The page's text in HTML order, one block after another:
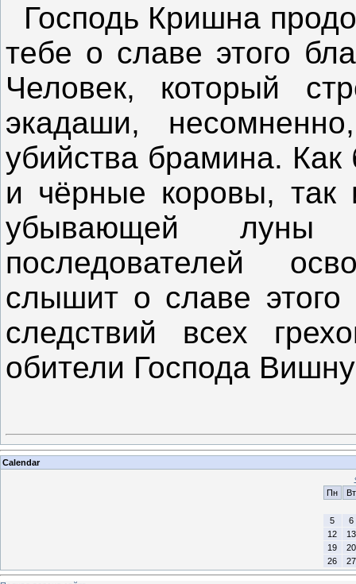
Господь Кришна
тебе о славе этого
Человек, который
экадаши,
убийства брамина.
и чёрные коровы,
убывающей луны
последователей
слышит о славе этого
следствий всех
обители Господа
Calendar
Пн
Вт
5
6
12
13
19
20
26
27